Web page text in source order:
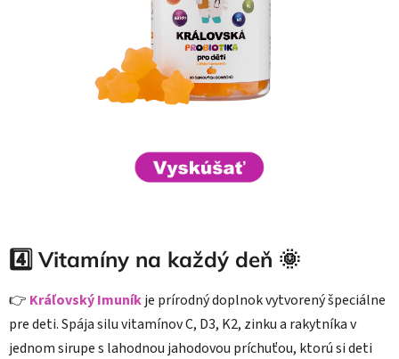
4️⃣ Vitamíny na každý deň 🌞
👉 Kráľovský Imuníkje prírodný doplnok vytvorený špeciálne
pre deti. Spája silu vitamínov C, D3, K2, zinku a rakytníka v
jednom sirupe s lahodnou jahodovou príchuťou, ktorú si deti